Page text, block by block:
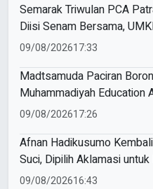
Semarak Triwulan PCA
Diisi Senam Bersama,
Pemeriksaan Kesehatan,
09/08/202617:33
Madtsamuda Paciran
Muhammadiyah Education
09/08/202617:26
Afnan Hadikusumo
Suci, Dipilih Aklamasi
2031
09/08/202616:43